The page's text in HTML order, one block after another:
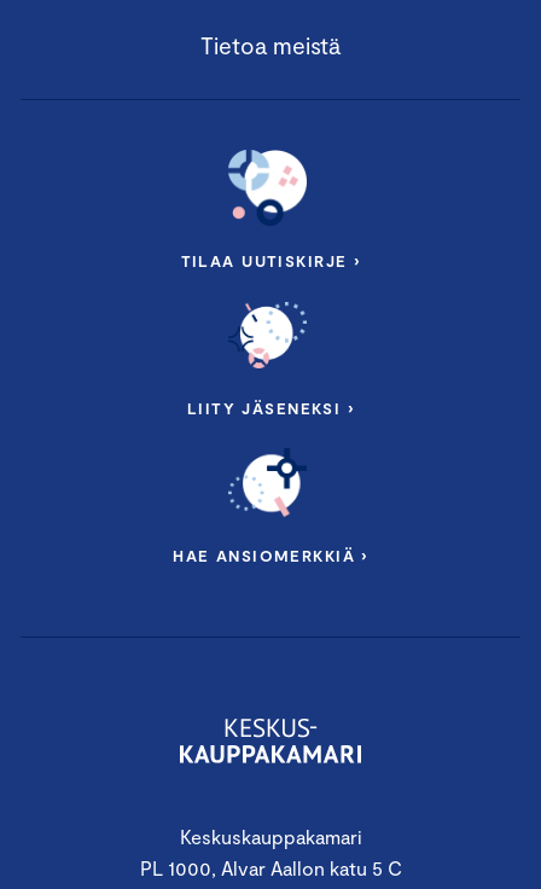
Keskuskauppakamari
PL 1000, Alvar Aallon katu 5 C
Tietoa meistä
TILAA UUTISKIRJE ›
LIITY JÄSENEKSI ›
HAE ANSIOMERKKIÄ ›